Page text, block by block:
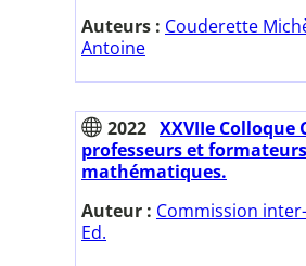
Auteurs : Couderette
Antoine
2022 XXVIIe Colloque
professeurs et
mathématiques.
Auteur : Commission inter-
Ed.